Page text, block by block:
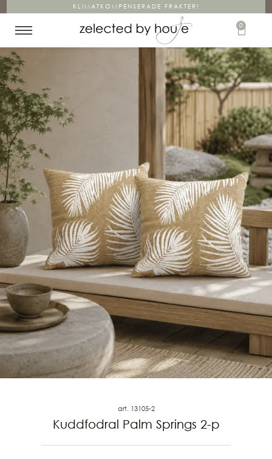
KLIMATKOMPENSERADE FRAKTER!
0
art. 13105-2
Kuddfodral Palm Springs 2-p